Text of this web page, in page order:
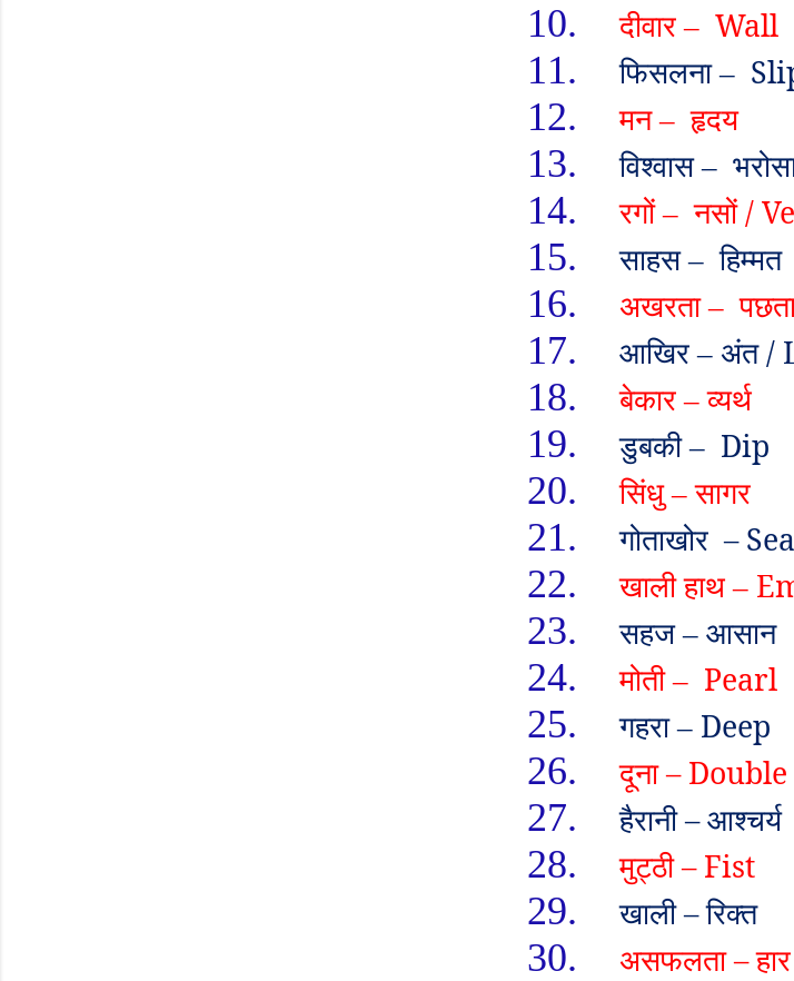
10. दीवार– Wall
11. फिसलना–
12. मन– हृदय
13. विश्वास–
14. रगों– नसों /
15. साहस– हिम्मत
16. अखरता–
17. आखिर– अंत /
18. बेकार– व्यर्थ
19. डुबकी– Dip
20. सिंधु–सागर
21. गोताखोर–
22. खाली हाथ–
23. सहज– आसान
24. मोती– Pearl
25. गहरा– Deep
26. दूना– Double
27. हैरानी–आश्चर्य
28. मुट्ठी– Fist
29. खाली–रिक्त
30. असफलता–हार